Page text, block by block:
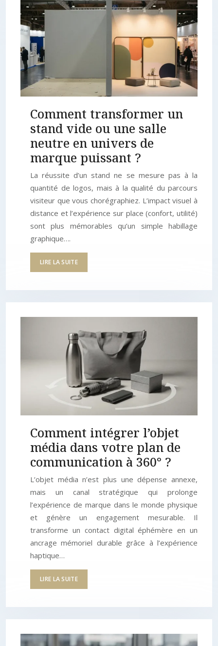
Comment transformer un
stand vide ou une salle
neutre en univers de
marque puissant ?
La réussite d’un stand ne se mesure pas à la
quantité de logos, mais à la qualité du parcours
visiteur que vous chorégraphiez. L’impact visuel à
distance et l’expérience sur place (confort, utilité)
sont plus mémorables qu’un simple habillage
graphique….
LIRE LA SUITE
Comment intégrer l’objet
média dans votre plan de
communication à 360° ?
L’objet média n’est plus une dépense annexe,
mais un canal stratégique qui prolonge
l’expérience de marque dans le monde physique
et génère un engagement mesurable. Il
transforme un contact digital éphémère en un
ancrage mémoriel durable grâce à l’expérience
haptique…
LIRE LA SUITE